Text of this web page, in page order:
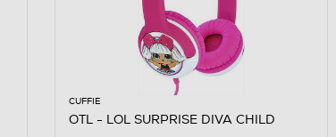
CUFFIE
OTL - LOL SURPRISE DIVA CHILD